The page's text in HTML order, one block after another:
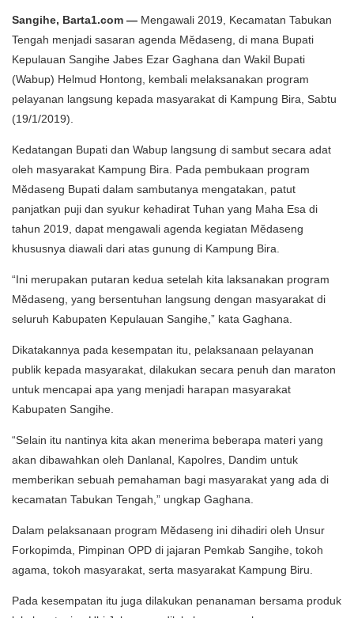
Sangihe, Barta1.com — Mengawali 2019, Kecamatan Tabukan
Tengah menjadi sasaran agenda Mĕdaseng, di mana Bupati
Kepulauan Sangihe Jabes Ezar Gaghana dan Wakil Bupati
(Wabup) Helmud Hontong, kembali melaksanakan program
pelayanan langsung kepada masyarakat di Kampung Bira, Sabtu
(19/1/2019).
Kedatangan Bupati dan Wabup langsung di sambut secara adat
oleh masyarakat Kampung Bira. Pada pembukaan program
Mĕdaseng Bupati dalam sambutanya mengatakan, patut
panjatkan puji dan syukur kehadirat Tuhan yang Maha Esa di
tahun 2019, dapat mengawali agenda kegiatan Mĕdaseng
khususnya diawali dari atas gunung di Kampung Bira.
“Ini merupakan putaran kedua setelah kita laksanakan program
Mĕdaseng, yang bersentuhan langsung dengan masyarakat di
seluruh Kabupaten Kepulauan Sangihe,” kata Gaghana.
Dikatakannya pada kesempatan itu, pelaksanaan pelayanan
publik kepada masyarakat, dilakukan secara penuh dan maraton
untuk mencapai apa yang menjadi harapan masyarakat
Kabupaten Sangihe.
“Selain itu nantinya kita akan menerima beberapa materi yang
akan dibawahkan oleh Danlanal, Kapolres, Dandim untuk
memberikan sebuah pemahaman bagi masyarakat yang ada di
kecamatan Tabukan Tengah,” ungkap Gaghana.
Dalam pelaksanaan program Mĕdaseng ini dihadiri oleh Unsur
Forkopimda, Pimpinan OPD di jajaran Pemkab Sangihe, tokoh
agama, tokoh masyarakat, serta masyarakat Kampung Biru.
Pada kesempatan itu juga dilakukan penanaman bersama produk